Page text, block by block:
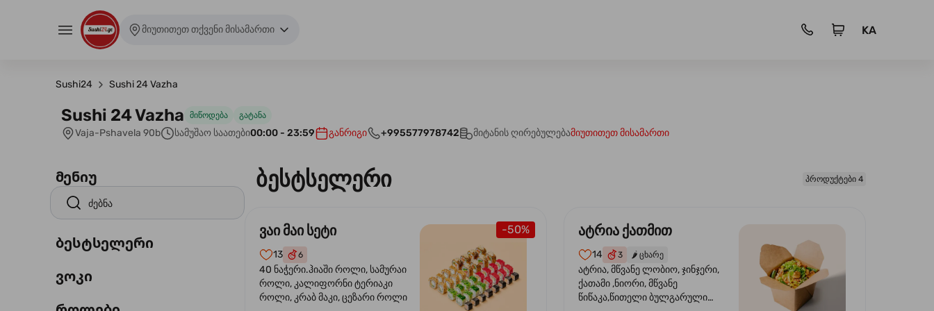
მიუთითეთ თქვენი მისამართი KA
Sushi24 Sushi 24 Vazha
Sushi 24 Vazha მიწოდება გატანა
Vaja-Pshavela 90b სამუშაო საათები00:00 - 23:59 განრიგი +995577978742 მიტანის ღირებულებამიუთითეთ მისამართი
მენიუ
ბესტსელერი
ვოკი
ბესტსელერი პროდუქტები 4
-50%
ვაი მაი სეტი
13 6
40 ნაჭერი.ჰიაში როლი, სამურაი
როლი, კალიფორნი ტერიაკი
როლი, კრაბ მაკი, ცეზარი როლი
ატრია ქათმით
14 3 🌶️ ცხარე
ატრია, მწვანე ლობიო, ჯინჯერი,
ქათამი ,ნიორი, მწვანე
წიწაკა,წითელი ბულგარული